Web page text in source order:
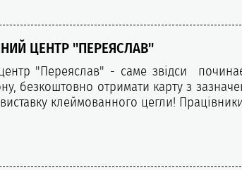
ЦЕНТР "ПЕРЕЯСЛАВ"
"Переяслав" - саме звідси
безкоштовно отримати карту з
клеймованного цегли!